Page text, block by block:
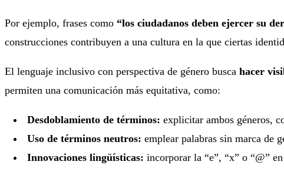
Por ejemplo, frases como “los ciudadanos deben ejercer su
construcciones contribuyen a una cultura en la que ciertas
El lenguaje inclusivo con perspectiva de género busca hacer
permiten una comunicación más equitativa, como:
Desdoblamiento de términos: explicitar ambos géneros,
Uso de términos neutros: emplear palabras sin marca de
Innovaciones lingüísticas: incorporar la “e”, “x” o “@”